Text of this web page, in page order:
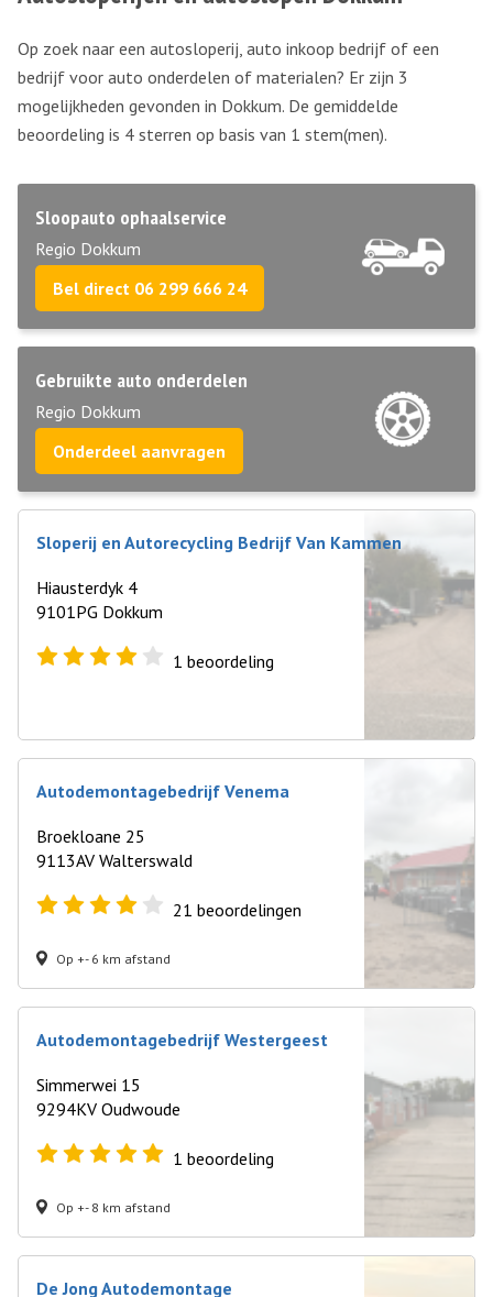
Op zoek naar een autosloperij, auto inkoop bedrijf of een
bedrijf voor auto onderdelen of materialen? Er zijn 3
mogelijkheden gevonden in Dokkum. De gemiddelde
beoordeling is 4 sterren op basis van 1 stem(men).
Sloopauto ophaalservice
Regio Dokkum
Bel direct 06 299 666 24
Gebruikte auto onderdelen
Regio Dokkum
Onderdeel aanvragen
Sloperij en Autorecycling Bedrijf Van Kammen
Hiausterdyk 4
9101PG Dokkum
1 beoordeling
Autodemontagebedrijf Venema
Broekloane 25
9113AV Walterswald
21 beoordelingen
Op +- 6 km afstand
Autodemontagebedrijf Westergeest
Simmerwei 15
9294KV Oudwoude
1 beoordeling
Op +- 8 km afstand
De Jong Autodemontage